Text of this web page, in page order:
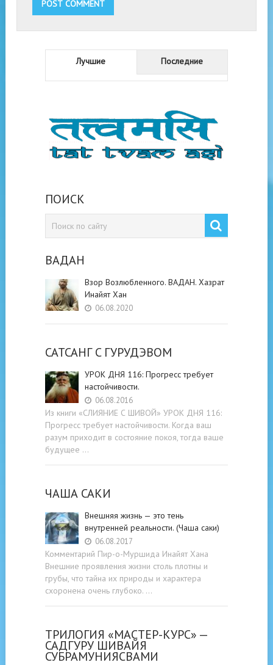
Лучшие Последние
ПОИСК
ВАДАН
Взор Возлюбленного. ВАДАН. Хазрат
Инайят Хан
06.08.2020
САТСАНГ C ГУРУДЭВОМ
УРОК ДНЯ 116: Прогресс требует
настойчивости.
06.08.2016
Из книги «СЛИЯНИЕ С ШИВОЙ» УРОК ДНЯ 116:
Прогресс требует настойчивости. Когда ваш
разум приходит в состояние покоя, тогда ваше
будущее …
ЧАША САКИ
Внешняя жизнь — это тень
внутренней реальности. (Чаша саки)
06.08.2017
Комментарий Пир-о-Муршида Инайят Хана
Внешние проявления жизни столь плотны и
грубы, что тайна их природы и характера
схоронена очень глубоко. …
ТРИЛОГИЯ «МАСТЕР-КУРС» —
САДГУРУ ШИВАЙЯ
СУБРАМУНИЯСВАМИ